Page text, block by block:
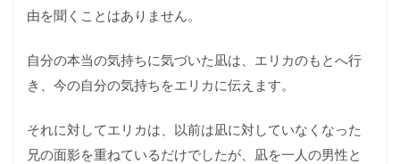
由を聞くことはありません。
自分の本当の気持ちに気づいた凪は、エリカのもとへ行
き、今の自分の気持ちをエリカに伝えます。
それに対してエリカは、以前は凪に対していなくなった
兄の面影を重ねているだけでしたが、凪を一人の男性と